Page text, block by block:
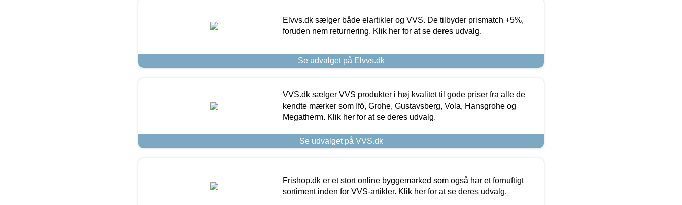
Elvvs.dk sælger både elartikler og VVS. De tilbyder prismatch +5%,
foruden nem returnering. Klik her for at se deres udvalg.
Se udvalget på Elvvs.dk
VVS.dk sælger VVS produkter i høj kvalitet til gode priser fra alle de
kendte mærker som Ifö, Grohe, Gustavsberg, Vola, Hansgrohe og
Megatherm. Klik her for at se deres udvalg.
Se udvalget på VVS.dk
Frishop.dk er et stort online byggemarked som også har et fornuftigt
sortiment inden for VVS-artikler. Klik her for at se deres udvalg.